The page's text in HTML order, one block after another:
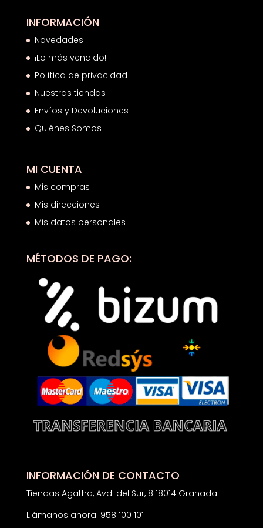
INFORMACIÓN
Novedades
¡Lo más vendido!
Política de privacidad
Nuestras tiendas
Envíos y Devoluciones
Quiénes Somos
MI CUENTA
Mis compras
Mis direcciones
Mis datos personales
MÉTODOS DE PAGO:
INFORMACIÓN DE CONTACTO
Tiendas Agatha, Avd. del Sur, 8 18014 Granada
Llámanos ahora: 958 100 101